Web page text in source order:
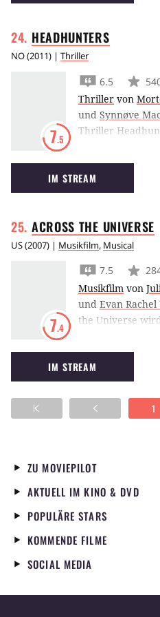
liebenswerten
alle Superlative
Independent
Universum und
Originalität
unscheinbaren
Herausgeber
HEADHUNTERS
NO(2011) | Thriller
7.5
6.5
Thriller von
und Synnøve
Thriller
Doppelleben als
IM STREAM
ACROSS THE UNIVERSE
US(2007) | Musikfilm, Musical
7.4
7.5
Musikfilm von
und Evan Rachel
the Universe
von einer der
Beatles –
IM STREAM
1
ZU MOVIEPILOT
AKTUELL IM KINO & DVD
POPULÄRE STARS
KOMMENDE FILME
SOCIAL MEDIA